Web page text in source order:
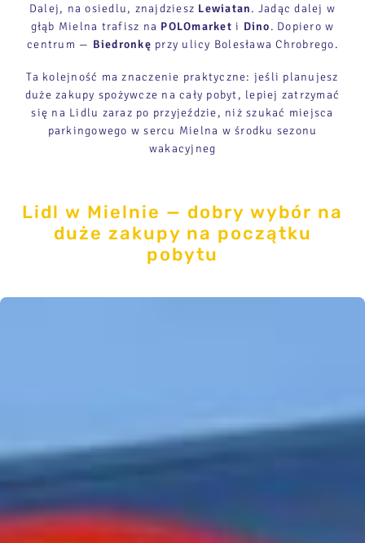
Dalej, na osiedlu, znajdziesz Lewiatan. Jadąc dalej w
głąb Mielna trafisz na POLOmarket i Dino. Dopiero w
centrum — Biedronkę przy ulicy Bolesława Chrobrego.
Ta kolejność ma znaczenie praktyczne: jeśli planujesz
duże zakupy spożywcze na cały pobyt, lepiej zatrzymać
się na Lidlu zaraz po przyjeździe, niż szukać miejsca
parkingowego w sercu Mielna w środku sezonu
wakacyjneg
Lidl w Mielnie — dobry wybór na
duże zakupy na początku
pobytu